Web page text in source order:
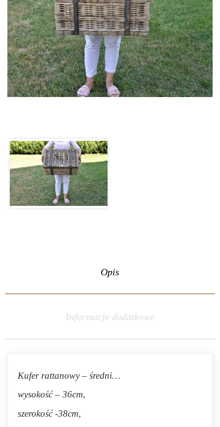
Opis
Informacje dodatkowe
Kufer rattanowy – średni…
wysokość – 36cm,
szerokość -38cm,